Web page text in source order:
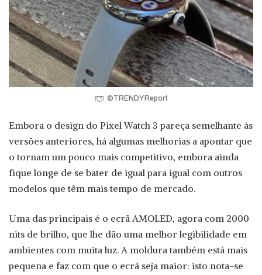
©TRENDY Report
Embora o design do Pixel Watch 3 pareça semelhante às
versões anteriores, há algumas melhorias a apontar que
o tornam um pouco mais competitivo, embora ainda
fique longe de se bater de igual para igual com outros
modelos que têm mais tempo de mercado.
Uma das principais é o ecrã AMOLED, agora com 2000
nits de brilho, que lhe dão uma melhor legibilidade em
ambientes com muita luz. A moldura também está mais
pequena e faz com que o ecrã seja maior: isto nota-se